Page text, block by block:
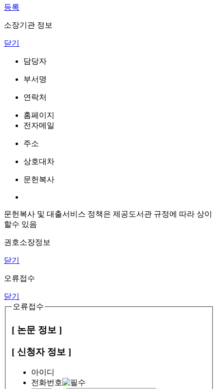
등록
소장기관 정보
닫기
담당자
부서명
연락처
홈페이지
전자메일
주소
상호대차
문헌복사
문헌복사 및 대출서비스 정책은 제공도서관 규정에 따라 상이
할수 있음
권호소장정보
닫기
오류접수
닫기
오류접수
[ 논문 정보 ]
[ 신청자 정보 ]
아이디
전화번호